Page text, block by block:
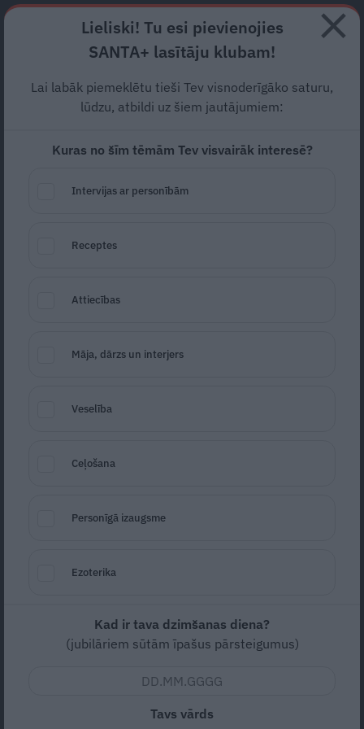
Abonē
Savā krūzē, lūdzu! Kāpēc šis vienkāršais
lūgums gadā tev ietaupīs gandrīz 146
Šīs puķes neplūc! Kam nav vietas pļavu
ziedu pušķī un jāņubērna vainagā
Lieliski! Tu esi pievienojies
SANTA+ lasītāju klubam!
Lai labāk piemeklētu tieši Tev visnoderīgāko saturu,
lūdzu, atbildi uz šiem jautājumiem:
Kuras no šīm tēmām Tev visvairāk interesē?
Intervijas ar personībām
Receptes
Attiecības
Māja, dārzs un interjers
Veselība
Ceļošana
Personīgā izaugsme
Ezoterika
Kad ir tava dzimšanas diena?
(jubilāriem sūtām īpašus pārsteigumus)
Tavs vārds